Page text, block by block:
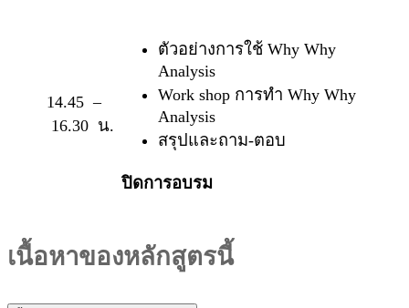
14.45 –
16.30 น.
ตัวอย่างการใช้ Why Why
Analysis
Work shop การทำ Why Why
Analysis
สรุปและถาม-ตอบ
ปิดการอบรม
เนื้อหาของหลักสูตรนี้